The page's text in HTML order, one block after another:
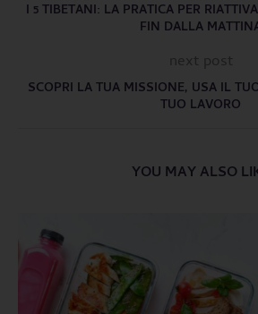
I 5 TIBETANI: LA PRATICA PER
FIN DALLA
next post
SCOPRI LA TUA MISSIONE, USA IL
TUO LAVORO
YOU MAY ALSO